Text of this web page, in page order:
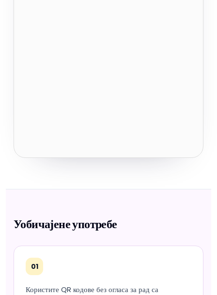
Уобичајене употребе
01
Користите QR кодове без огласа за рад са